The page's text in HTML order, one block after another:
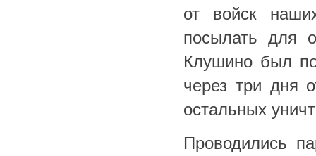
от войск
посылать для
Клушино был
через три дня
остальных
Проводились